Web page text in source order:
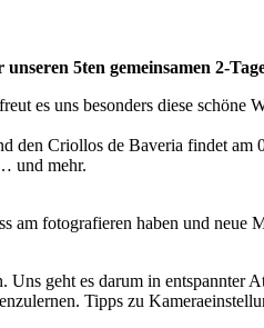
5ten gemeinsamen 2-
es uns besonders diese
den Criollos de Baveria findet
und mehr.
am fotografieren haben und neue
Uns geht es darum in
Tipps zu